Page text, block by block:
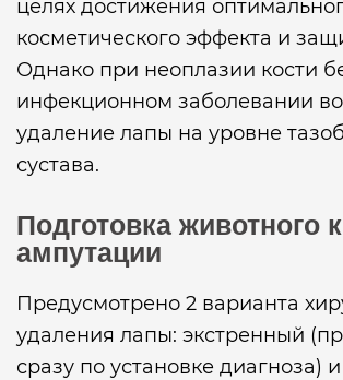
целях достижения
косметического эффекта и
Однако при неоплазии кости
инфекционном заболевании
удаление лапы на уровне
сустава.
Подготовка животного к
ампутации
Предусмотрено 2 варианта
удаления лапы: экстренный
сразу по установке диагноза)